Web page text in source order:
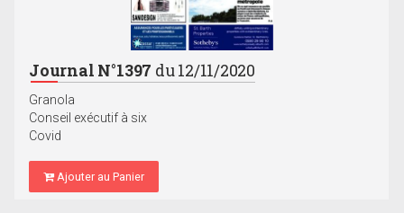
Journal N°1397 du 12/11/2020
Granola
Conseil exécutif à six
Covid
Ajouter au Panier